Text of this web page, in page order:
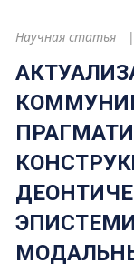
Научная статья